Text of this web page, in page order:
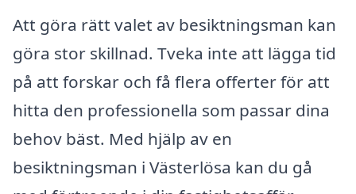
Att göra rätt valet av besiktningsman kan
göra stor skillnad. Tveka inte att lägga tid
på att forskar och få flera offerter för att
hitta den professionella som passar dina
behov bäst. Med hjälp av en
besiktningsman i Västerlösa kan du gå